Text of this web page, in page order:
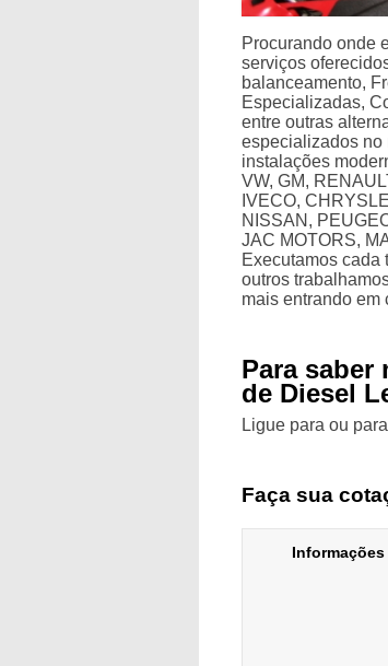
Procurando onde
serviços
balanceamento,
Especializadas,
entre outras
especializados no
instalações
VW, GM,
IVECO,
NISSAN,
JAC MOTORS,
Executamos cada
outros
mais entrando em
Para saber
de Diesel
Ligue paraou
Faça sua